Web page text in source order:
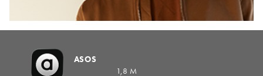
ASOS
1,8 M